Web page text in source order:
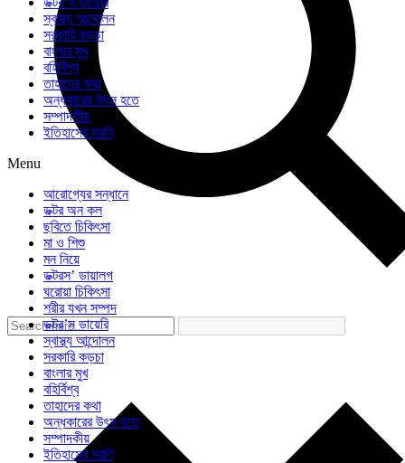
স্বাস্থ্য আন্দোলন
সরকারি কড়চা
বাংলার মুখ
বহির্বিশ্ব
তাহাদের কথা
অন্ধকারের উৎস হতে
সম্পাদকীয়
ইতিহাসের সরণি
Menu
আরোগ্যের সন্ধানে
ডক্টর অন কল
ছবিতে চিকিৎসা
মা ও শিশু
মন নিয়ে
ডক্টরস’ ডায়ালগ
ঘরোয়া চিকিৎসা
শরীর যখন সম্পদ
ডক্টর’স ডায়েরি
স্বাস্থ্য আন্দোলন
সরকারি কড়চা
বাংলার মুখ
বহির্বিশ্ব
তাহাদের কথা
অন্ধকারের উৎস হতে
সম্পাদকীয়
ইতিহাসের সরণি